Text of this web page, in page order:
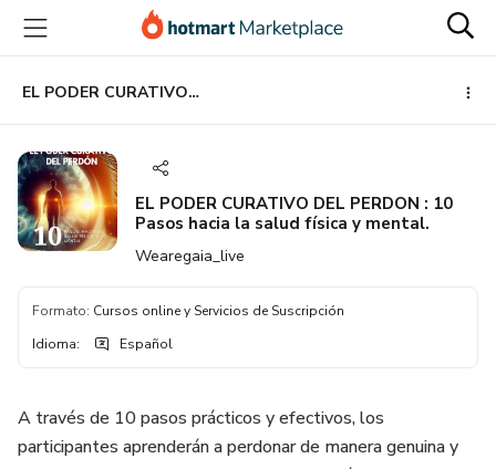
principal
página
de
página
EL PODER CURATIVO DEL PERDON : 10 Pasos hacia la salud física y mental.
EL PODER CURATIVO DEL PERDON : 10
Pasos hacia la salud física y mental.
Wearegaia_live
Formato: Cursos online y Servicios de Suscripción
Idioma: Español
A través de 10 pasos prácticos y efectivos, los
participantes aprenderán a perdonar de manera genuina y